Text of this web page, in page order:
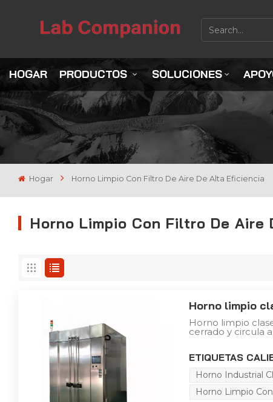
HOGAR PRODUCTOS SOLUCIONES
Hogar Horno Limpio Con Filtro De Aire De Alta Eficiencia
Horno Limpio Con Filtro De Aire
Horno limpio
Horno limpio
cerrado y circula
para mantener la
estructura de
la cámara se
controlador de
ETIQUETAS
Horno Industrial
Horno Limpio